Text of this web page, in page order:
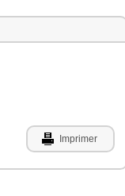
Imprimer